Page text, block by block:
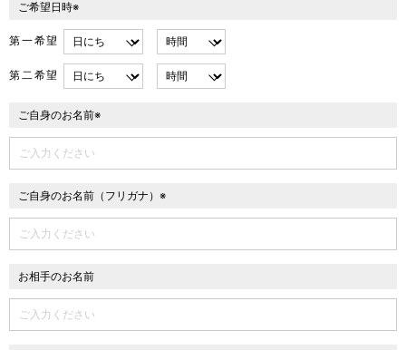
ご希望日時※
第一希望
第二希望
ご自身のお名前※
ご自身のお名前（フリガナ）※
お相手のお名前